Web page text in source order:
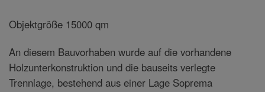
Objektgröße 15000 qm
An diesem Bauvorhaben wurde auf die vorhandene
Holzunterkonstruktion und die bauseits verlegte
Trennlage, bestehend aus einer Lage Soprema